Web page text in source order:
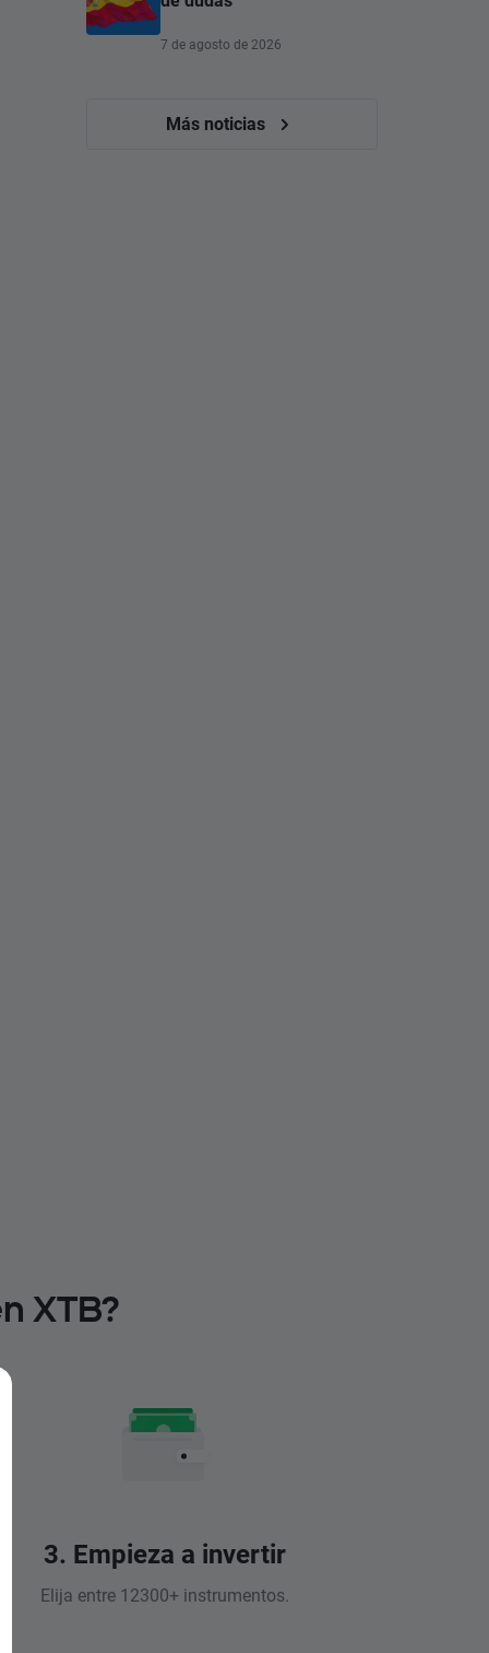
7 de agosto de 2026
Más noticias
XTB?
3. Empieza a invertir
Elija entre 12300+ instrumentos.